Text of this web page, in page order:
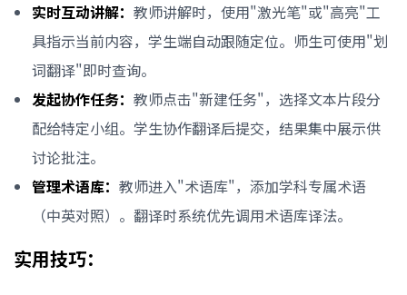
实时互动讲解： 教师讲解时，使用"激光笔"或"高亮"工
具指示当前内容，学生端自动跟随定位。师生可使用"划
词翻译"即时查询。
发起协作任务： 教师点击"新建任务"，选择文本片段分
配给特定小组。学生协作翻译后提交，结果集中展示供
讨论批注。
管理术语库： 教师进入"术语库"，添加学科专属术语
（中英对照）。翻译时系统优先调用术语库译法。
实用技巧：